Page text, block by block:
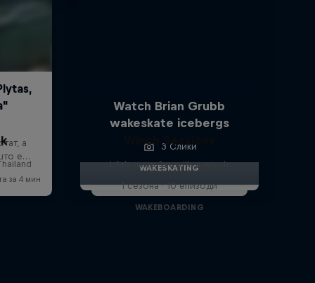
Watch Brian Grubb
wakeskate icebergs
3 Слики
WAKESKATING
Winch Sessions
Life's more fun with a winch
1 сезона · 10 епизоди
WAKEBOARDING